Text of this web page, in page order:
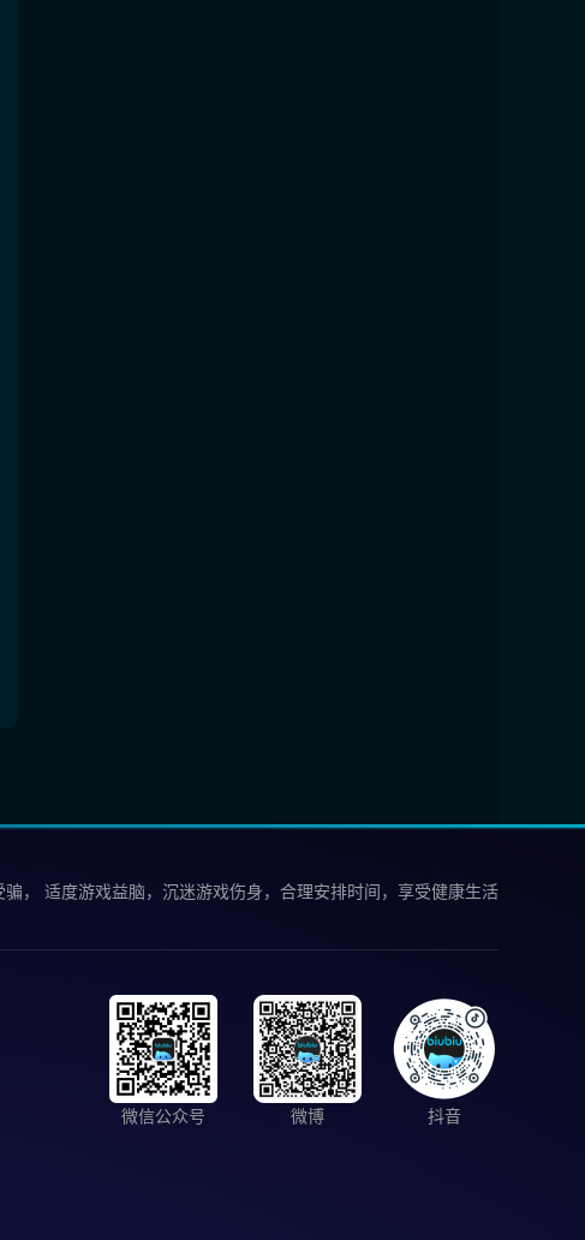
， 适度游戏益脑，沉迷游戏伤身，合理安排时间，享受健康生活
微信公众号 微博 抖音